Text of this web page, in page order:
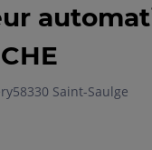
58330 Saint-Saulge